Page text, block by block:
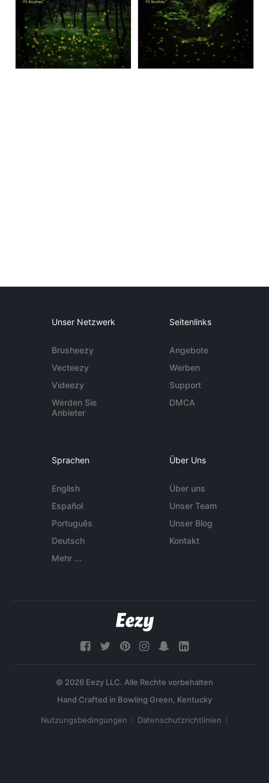
Unser Netzwerk
Brusheezy
Vecteezy
Videezy
Werden Sie
Anbieter
Seitenlinks
Angebote
Werben
Support
DMCA
Sprachen
English
Español
Português
Deutsch
Mehr ...
Über Uns
Über uns
Unser Team
Unser Blog
Kontakt
© 2026 Eezy LLC. Alle Rechte vorbehalten
Nutzungsbedingungen Datenschutzrichtlinien